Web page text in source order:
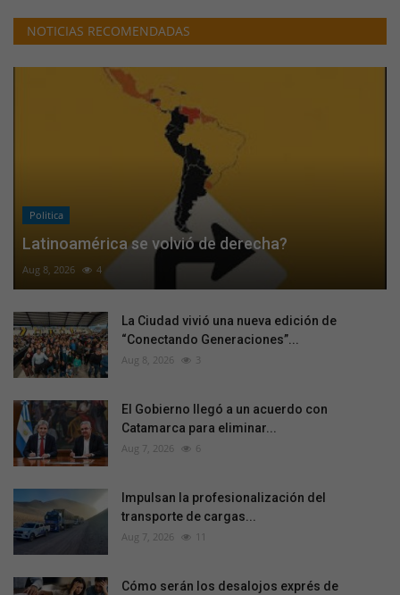
NOTICIAS RECOMENDADAS
Politica
Latinoamérica se volvió de derecha?
Aug 8, 2026 4
La Ciudad vivió una nueva edición de
“Conectando Generaciones”...
Aug 8, 2026 3
El Gobierno llegó a un acuerdo con
Catamarca para eliminar...
Aug 7, 2026 6
Impulsan la profesionalización del
transporte de cargas...
Aug 7, 2026 11
Cómo serán los desalojos exprés de